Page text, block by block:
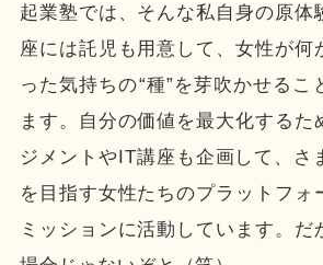
起業塾では、そんな私自身の原体
座には託児も用意して、女性が何
った気持ちの“種”を芽吹かせるこ
ます。自分の価値を最大化するた
ジメントやIT講座も企画して、さ
を目指す女性たちのプラットフォ
ミッションに活動しています。だ